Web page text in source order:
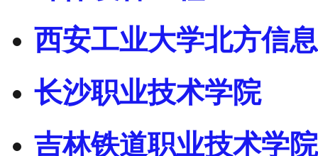
西安工业大学北方信
长沙职业技术学院
吉林铁道职业技术学院